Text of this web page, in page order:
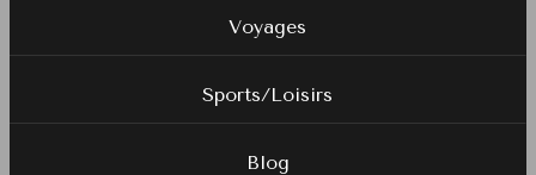
Voyages
Sports/Loisirs
Blog